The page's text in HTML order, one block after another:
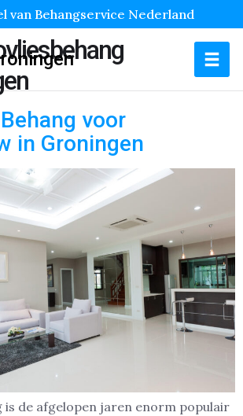
van Behangservice Nederland
voor
in Groningen
is de afgelopen jaren enorm populair